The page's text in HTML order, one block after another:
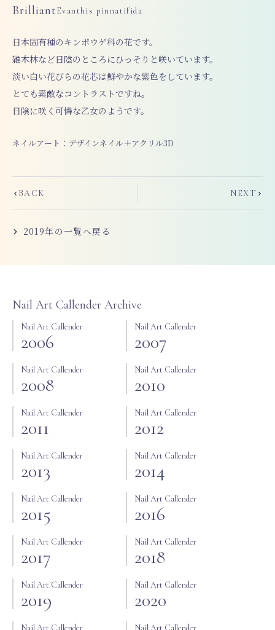
BrilliantEvanthis pinnatifida
日本固有種のキンポウゲ科の花です。
雑木林など日陰のところにひっそりと咲いています。
淡い白い花びらの花芯は鮮やかな紫色をしています。
とても素敵なコントラストですね。
日陰に咲く可憐な乙女のようです。
ネイルアート：デザインネイル＋アクリル3D
BACK NEXT
2019年の一覧へ戻る
Nail Art Callender Archive
Nail Art Callender
2006
Nail Art Callender
2007
Nail Art Callender
2008
Nail Art Callender
2010
Nail Art Callender
2011
Nail Art Callender
2012
Nail Art Callender
2013
Nail Art Callender
2014
Nail Art Callender
2015
Nail Art Callender
2016
Nail Art Callender
2017
Nail Art Callender
2018
Nail Art Callender
2019
Nail Art Callender
2020